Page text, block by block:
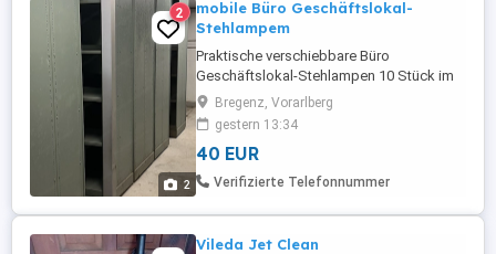
2
2
mobile Büro Geschäftslokal-
Stehlampem
Praktische verschiebbare Büro
Geschäftslokal-Stehlampen 10 Stück im
Set (ab 5 Stück je 40 Euro) oder einzeln 50
Euro in Bregenz abzuholen.
Bregenz, Vorarlberg
gestern 13:34
40 EUR
Verifizierte Telefonnummer
Vileda Jet Clean